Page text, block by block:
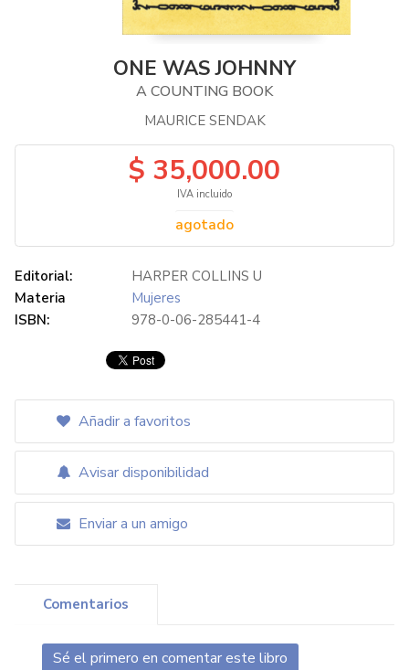
ONE WAS JOHNNY
A COUNTING BOOK
MAURICE SENDAK
$ 35,000.00
IVA incluido
agotado
Editorial:
HARPER COLLINS U
Materia
Mujeres
ISBN:
978-0-06-285441-4
Añadir a favoritos
Avisar disponibilidad
Enviar a un amigo
Comentarios
Sé el primero en comentar este libro